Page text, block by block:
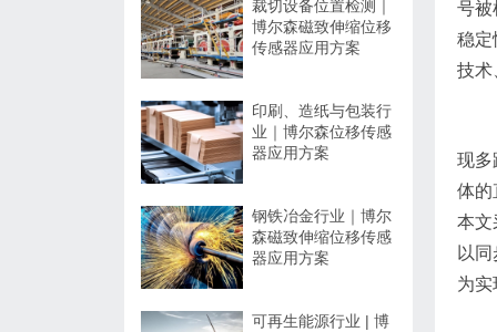
号被
稳定
技术
现多
体的
本文
以
为
裁切设备位置检测｜
博尔森磁致伸缩位移
传感器应用方案
印刷、造纸与包装行
业｜博尔森位移传感
器应用方案
钢铁冶金行业｜博尔
森磁致伸缩位移传感
器应用方案
可再生能源行业 | 博